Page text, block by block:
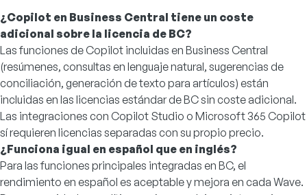
¿Copilot en Business Central tiene un coste
adicional sobre la licencia de BC?
Las funciones de Copilot incluidas en Business Central
(resúmenes, consultas en lenguaje natural, sugerencias de
conciliación, generación de texto para artículos) están
incluidas en las licencias estándar de BC sin coste adicional.
Las integraciones con Copilot Studio o Microsoft 365 Copilot
sí requieren licencias separadas con su propio precio.
¿Funciona igual en español que en inglés?
Para las funciones principales integradas en BC, el
rendimiento en español es aceptable y mejora en cada Wave.